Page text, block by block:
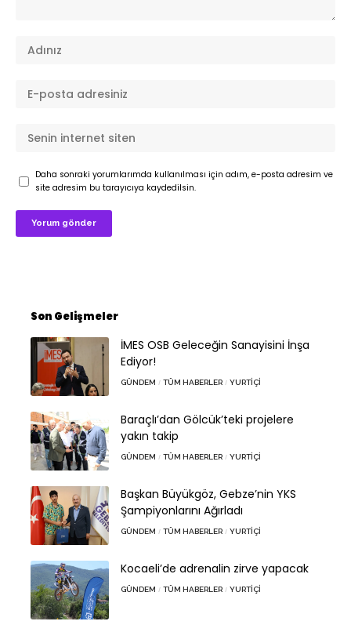
Daha sonraki yorumlarımda kullanılması için adım, e-posta adresim ve
site adresim bu tarayıcıya kaydedilsin.
Son Gelişmeler
İMES OSB Geleceğin Sanayisini İnşa
Ediyor!
GÜNDEM TÜM HABERLER YURTIÇI
Baraçlı’dan Gölcük’teki projelere
yakın takip
GÜNDEM TÜM HABERLER YURTIÇI
Başkan Büyükgöz, Gebze’nin YKS
Şampiyonlarını Ağırladı
GÜNDEM TÜM HABERLER YURTIÇI
Kocaeli’de adrenalin zirve yapacak
GÜNDEM TÜM HABERLER YURTIÇI